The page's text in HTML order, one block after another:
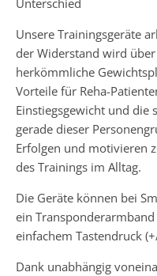
Unsere Trainingsgeräte
der Widerstand wird
herkömmliche
Vorteile für Reha-
Einstiegsgewicht und die
gerade dieser
Erfolgen und motivieren
des Trainings im Alltag.
Die Geräte können bei
ein
einfachem Tastendruck
Dank unabhängig